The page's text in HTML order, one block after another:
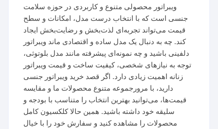
ویبراتور محصولی متنوع و کاربردی در حوزه سلامت
جنسی است که با انتخاب درست مدل، امکانات و سطح
قیمت می‌تواند تجربه‌ای لذت‌بخش و رضایت‌بخش ایجاد
کند. چه به دنبال یک مدل ساده و اقتصادی ماند ویبراتور
دلفینی باشید و چه نمونه‌ای پیشرفته مانند مدل بلوتوثی،
توجه به نیازهای شخصی، کیفیت ساخت و قیمت ویبراتور
زنانه اهمیت زیادی دارد. اگر قصد خرید ویبراتور جنسی
دارید، با مرورجموعه متنوع محصولات ما و مقایسه
قیمت‌ها، می‌توانید بهترین انتخاب را متناسب با بودجه و
سلیقه خود داشته باشید. همین حالا کلکسیون کامل
محصولات را مشاهده کنید و سفارش خود را با خیال